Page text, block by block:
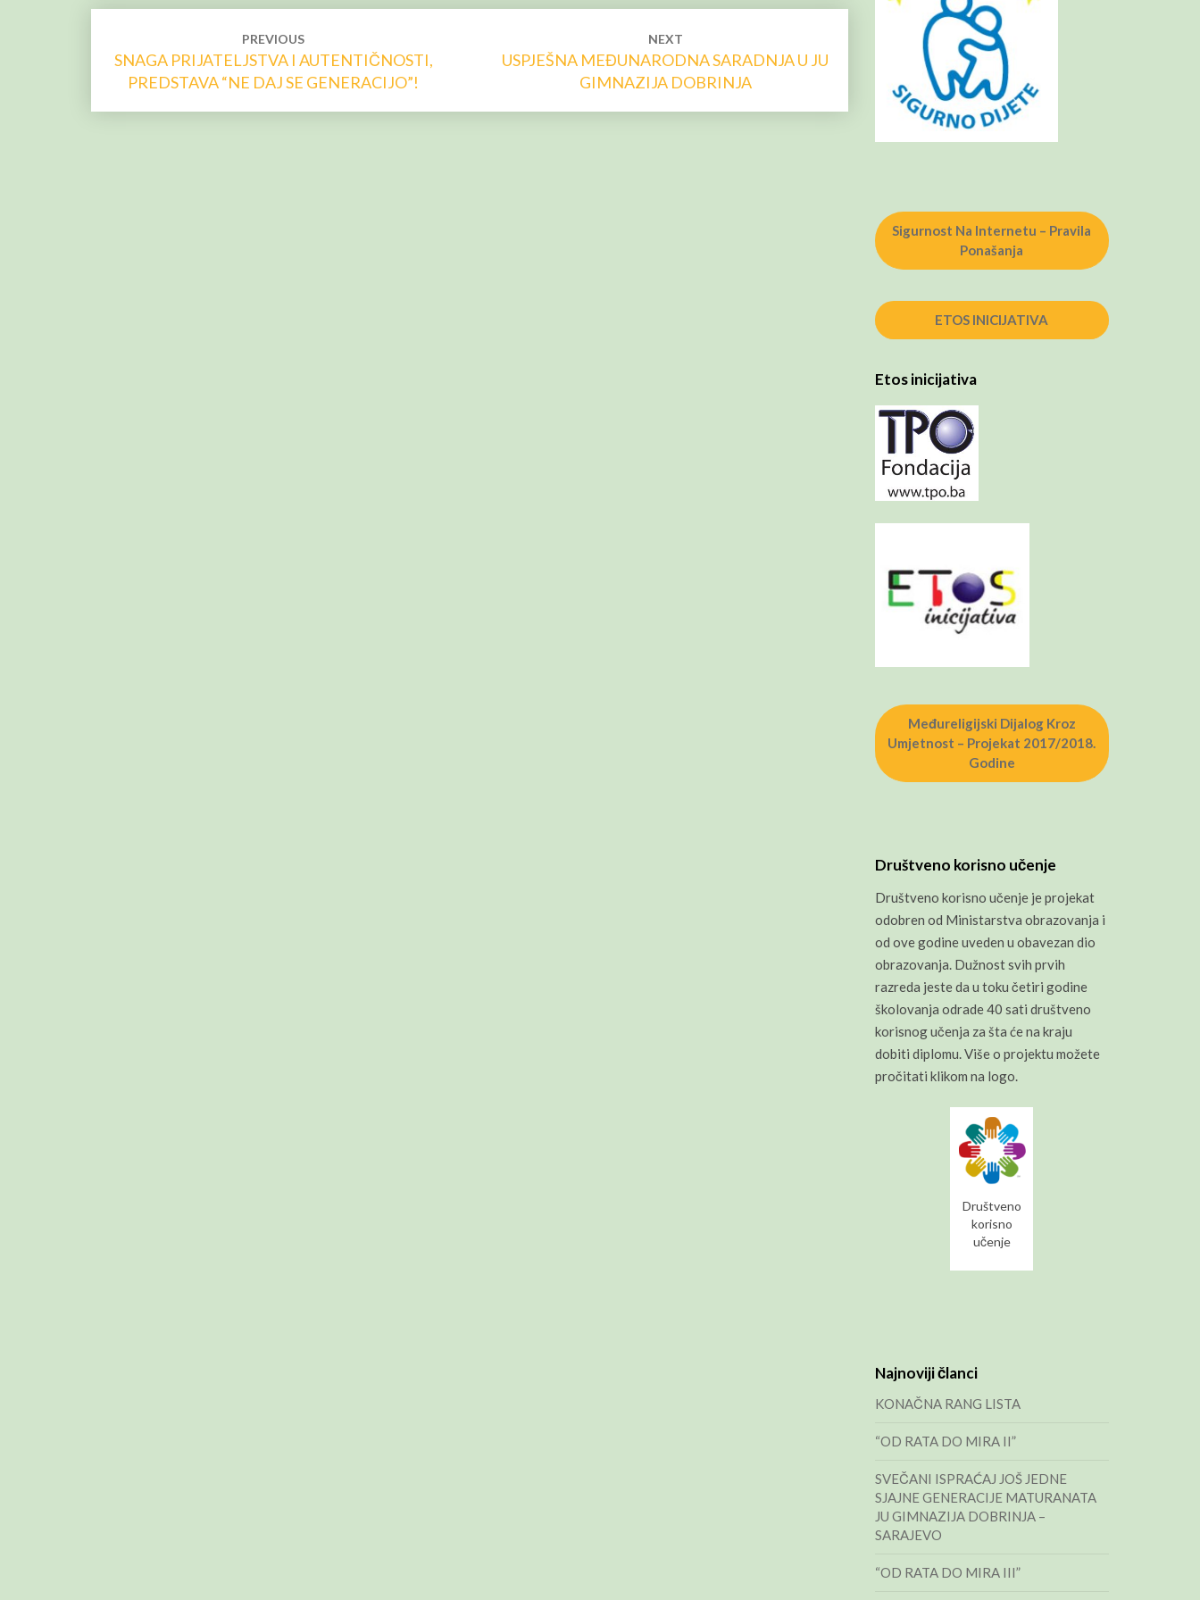
navigation
PREVIOUS
SNAGA PRIJATELJSTVA I AUTENTIČNOSTI,
PREDSTAVA “NE DAJ SE GENERACIJO”!
NEXT
USPJEŠNA MEĐUNARODNA SARADNJA U JU
GIMNAZIJA DOBRINJA
Sigurnost Na Internetu – Pravila
Ponašanja
ETOS INICIJATIVA
Etos inicijativa
Međureligijski Dijalog Kroz
Umjetnost – Projekat 2017/2018.
Godine
Društveno korisno učenje
Društveno korisno učenje je projekat
odobren od Ministarstva obrazovanja i
od ove godine uveden u obavezan dio
obrazovanja. Dužnost svih prvih
razreda jeste da u toku četiri godine
školovanja odrade 40 sati društveno
korisnog učenja za šta će na kraju
dobiti diplomu. Više o projektu možete
pročitati klikom na logo.
Društveno
korisno
učenje
Najnoviji članci
KONAČNA RANG LISTA
“OD RATA DO MIRA II”
SVEČANI ISPRAĆAJ JOŠ JEDNE
SJAJNE GENERACIJE MATURANATA
JU GIMNAZIJA DOBRINJA –
SARAJEVO
“OD RATA DO MIRA III”